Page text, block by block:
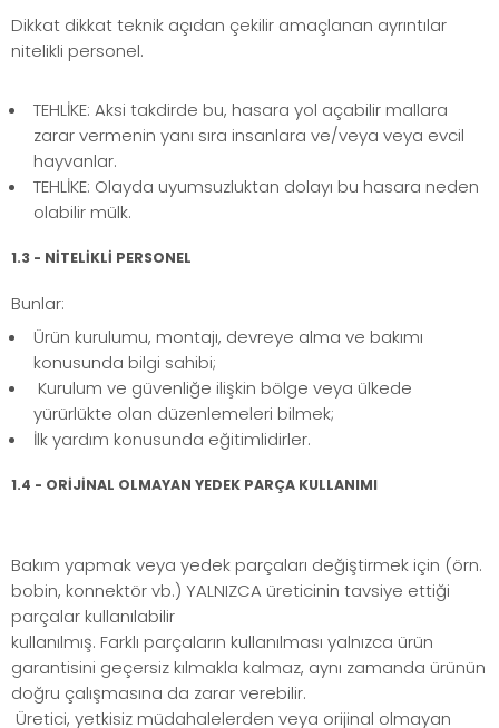
Dikkat dikkat teknik açıdan çekilir amaçlanan ayrıntılar
nitelikli personel.
TEHLİKE: Aksi takdirde bu, hasara yol açabilir mallara
zarar vermenin yanı sıra insanlara ve/veya veya evcil
hayvanlar.
TEHLİKE: Olayda uyumsuzluktan dolayı bu hasara neden
olabilir mülk.
1.3 - NİTELİKLİ PERSONEL
Bunlar:
Ürün kurulumu, montajı, devreye alma ve bakımı
konusunda bilgi sahibi;
Kurulum ve güvenliğe ilişkin bölge veya ülkede
yürürlükte olan düzenlemeleri bilmek;
İlk yardım konusunda eğitimlidirler.
1.4 - ORİJİNAL OLMAYAN YEDEK PARÇA KULLANIMI
Bakım yapmak veya yedek parçaları değiştirmek için (örn.
bobin, konnektör vb.) YALNIZCA üreticinin tavsiye ettiği
parçalar kullanılabilir
kullanılmış. Farklı parçaların kullanılması yalnızca ürün
garantisini geçersiz kılmakla kalmaz, aynı zamanda ürünün
doğru çalışmasına da zarar verebilir.
Üretici, yetkisiz müdahalelerden veya orijinal olmayan